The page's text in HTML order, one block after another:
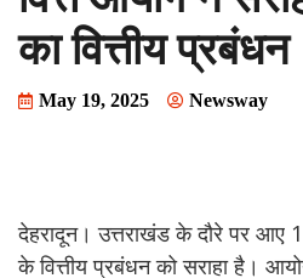
का वित्तीय प्रबंधन
May 19, 2025 Newsway
देहरादून। उत्तराखंड के दौरे पर आए
के वित्तीय प्रबंधन को सराहा है।